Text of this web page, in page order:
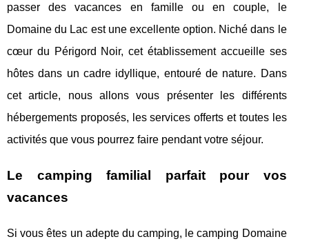
passer des vacances en famille ou en couple, le
Domaine du Lac est une excellente option. Niché dans le
cœur du Périgord Noir, cet établissement accueille ses
hôtes dans un cadre idyllique, entouré de nature. Dans
cet article, nous allons vous présenter les différents
hébergements proposés, les services offerts et toutes les
activités que vous pourrez faire pendant votre séjour.
Le camping familial parfait pour vos
vacances
Si vous êtes un adepte du camping, le camping Domaine